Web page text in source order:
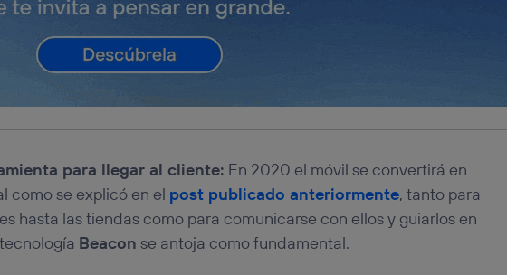
para llegar al cliente: En 2020 el móvil se convertirá en
como se explicó en el post publicado anteriormente, tanto para
hasta las tiendas como para comunicarse con ellos y guiarlos en
Beacon se antoja como fundamental.